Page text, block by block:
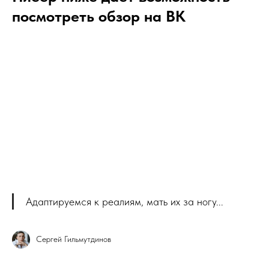
посмотреть обзор на ВК
Адаптируемся к реалиям, мать их за ногу...
Сергей Гильмутдинов